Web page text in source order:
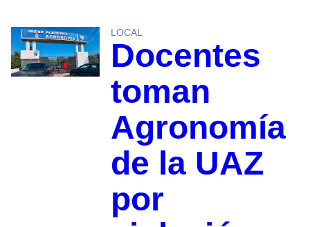
LOCAL
Docentes
toman
Agronomía
de la UAZ
por